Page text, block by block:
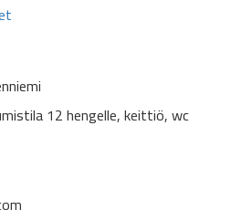
12 hengelle, keittiö, wc